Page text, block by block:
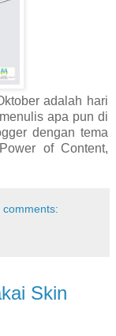
adalah hari
apa pun di
dengan tema
of Content,
comments:
Skin